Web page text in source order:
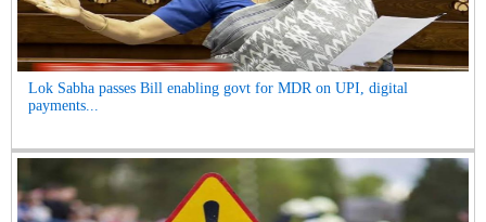
Lok Sabha passes Bill enabling govt for MDR on UPI, digital
payments...